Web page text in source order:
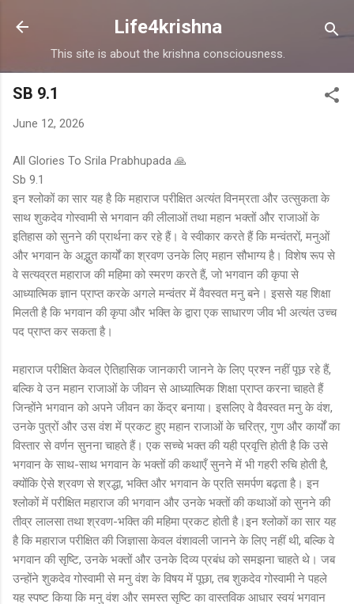
Skip to main content
Life4krishna
This site is about the krishna consciousness.
SB 9.1
June 12, 2026
All Glories To Srila Prabhupada 🙏
Sb 9.1
इन श्लोकों का सार यह है कि महाराज परीक्षित अत्यंत विनम्रता और उत्सुकता के
साथ शुकदेव गोस्वामी से भगवान की लीलाओं तथा महान भक्तों और राजाओं के
इतिहास को सुनने की प्रार्थना कर रहे हैं। वे स्वीकार करते हैं कि मन्वंतरों, मनुओं
और भगवान के अद्भुत कार्यों का श्रवण उनके लिए महान सौभाग्य है। विशेष रूप से
वे सत्यव्रत महाराज की महिमा को स्मरण करते हैं, जो भगवान की कृपा से
आध्यात्मिक ज्ञान प्राप्त करके अगले मन्वंतर में वैवस्वत मनु बने। इससे यह शिक्षा
मिलती है कि भगवान की कृपा और भक्ति के द्वारा एक साधारण जीव भी अत्यंत उच्च
पद प्राप्त कर सकता है।
महाराज परीक्षित केवल ऐतिहासिक जानकारी जानने के लिए प्रश्न नहीं पूछ रहे हैं,
बल्कि वे उन महान राजाओं के जीवन से आध्यात्मिक शिक्षा प्राप्त करना चाहते हैं
जिन्होंने भगवान को अपने जीवन का केंद्र बनाया। इसलिए वे वैवस्वत मनु के वंश,
उनके पुत्रों और उस वंश में प्रकट हुए महान राजाओं के चरित्र, गुण और कार्यों का
विस्तार से वर्णन सुनना चाहते हैं। एक सच्चे भक्त की यही प्रवृत्ति होती है कि उसे
भगवान के साथ-साथ भगवान के भक्तों की कथाएँ सुनने में भी गहरी रुचि होती है,
क्योंकि ऐसे श्रवण से श्रद्धा, भक्ति और भगवान के प्रति समर्पण बढ़ता है। इन
श्लोकों में परीक्षित महाराज की भगवान और उनके भक्तों की कथाओं को सुनने की
तीव्र लालसा तथा श्रवण-भक्ति की महिमा प्रकट होती है।इन श्लोकों का सार यह
है कि महाराज परीक्षित की जिज्ञासा केवल वंशावली जानने के लिए नहीं थी, बल्कि वे
भगवान की सृष्टि, उनके भक्तों और उनके दिव्य प्रबंध को समझना चाहते थे। जब
उन्होंने शुकदेव गोस्वामी से मनु वंश के विषय में पूछा, तब शुकदेव गोस्वामी ने पहले
यह स्पष्ट किया कि मनु वंश और समस्त सृष्टि का वास्तविक आधार स्वयं भगवान